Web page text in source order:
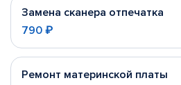
Замена сканера отпечатка
790 ₽
Ремонт материнской платы